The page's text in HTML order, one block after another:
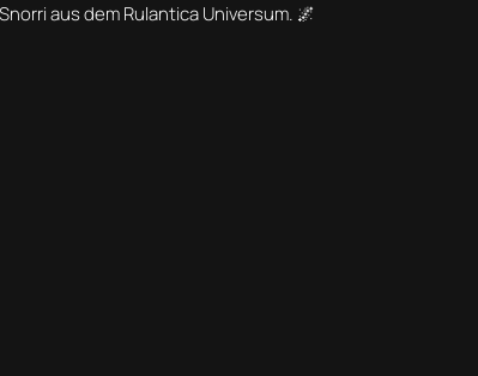
aus dem Rulantica Universum. 🌌